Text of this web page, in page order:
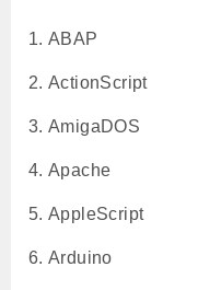
ABAP
ActionScript
AmigaDOS
Apache
AppleScript
Arduino